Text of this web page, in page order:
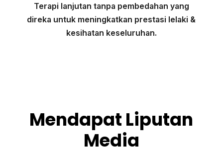
Terapi lanjutan tanpa pembedahan yang
direka untuk meningkatkan prestasi lelaki &
kesihatan keseluruhan.
Mendapat Liputan
Media